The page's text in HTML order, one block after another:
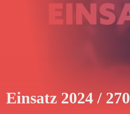
Einsatz 2024 / 270